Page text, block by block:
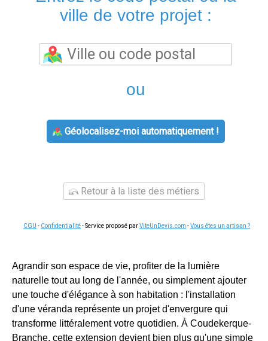
ville de votre projet :
ou
Géolocalisez-moi automatiquement !
Retour à la liste des métiers
CGU - Confidentialité- Service proposé parViteUnDevis.com -Vous êtes un artisan ?
Agrandir son espace de vie, profiter de la lumière
naturelle tout au long de l'année, ou simplement ajouter
une touche d'élégance à son habitation : l'installation
d'une véranda représente un projet d'envergure qui
transforme littéralement votre quotidien. À Coudekerque-
Branche, cette extension devient bien plus qu'une simple